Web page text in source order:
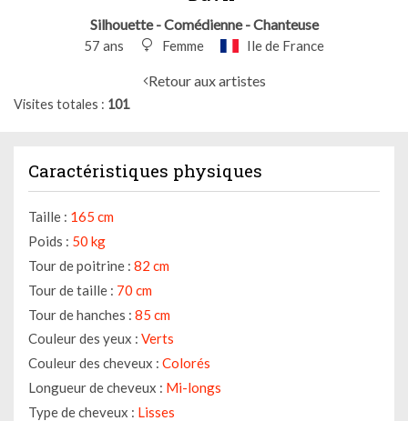
Silhouette - Comédienne - Chanteuse
57 ans Femme Ile de France
Retour aux artistes
Visites totales 101
Caractéristiques physiques
Taille : 165 cm
Poids : 50 kg
Tour de poitrine : 82 cm
Tour de taille : 70 cm
Tour de hanches : 85 cm
Couleur des yeux : Verts
Couleur des cheveux : Colorés
Longueur de cheveux : Mi-longs
Type de cheveux : Lisses